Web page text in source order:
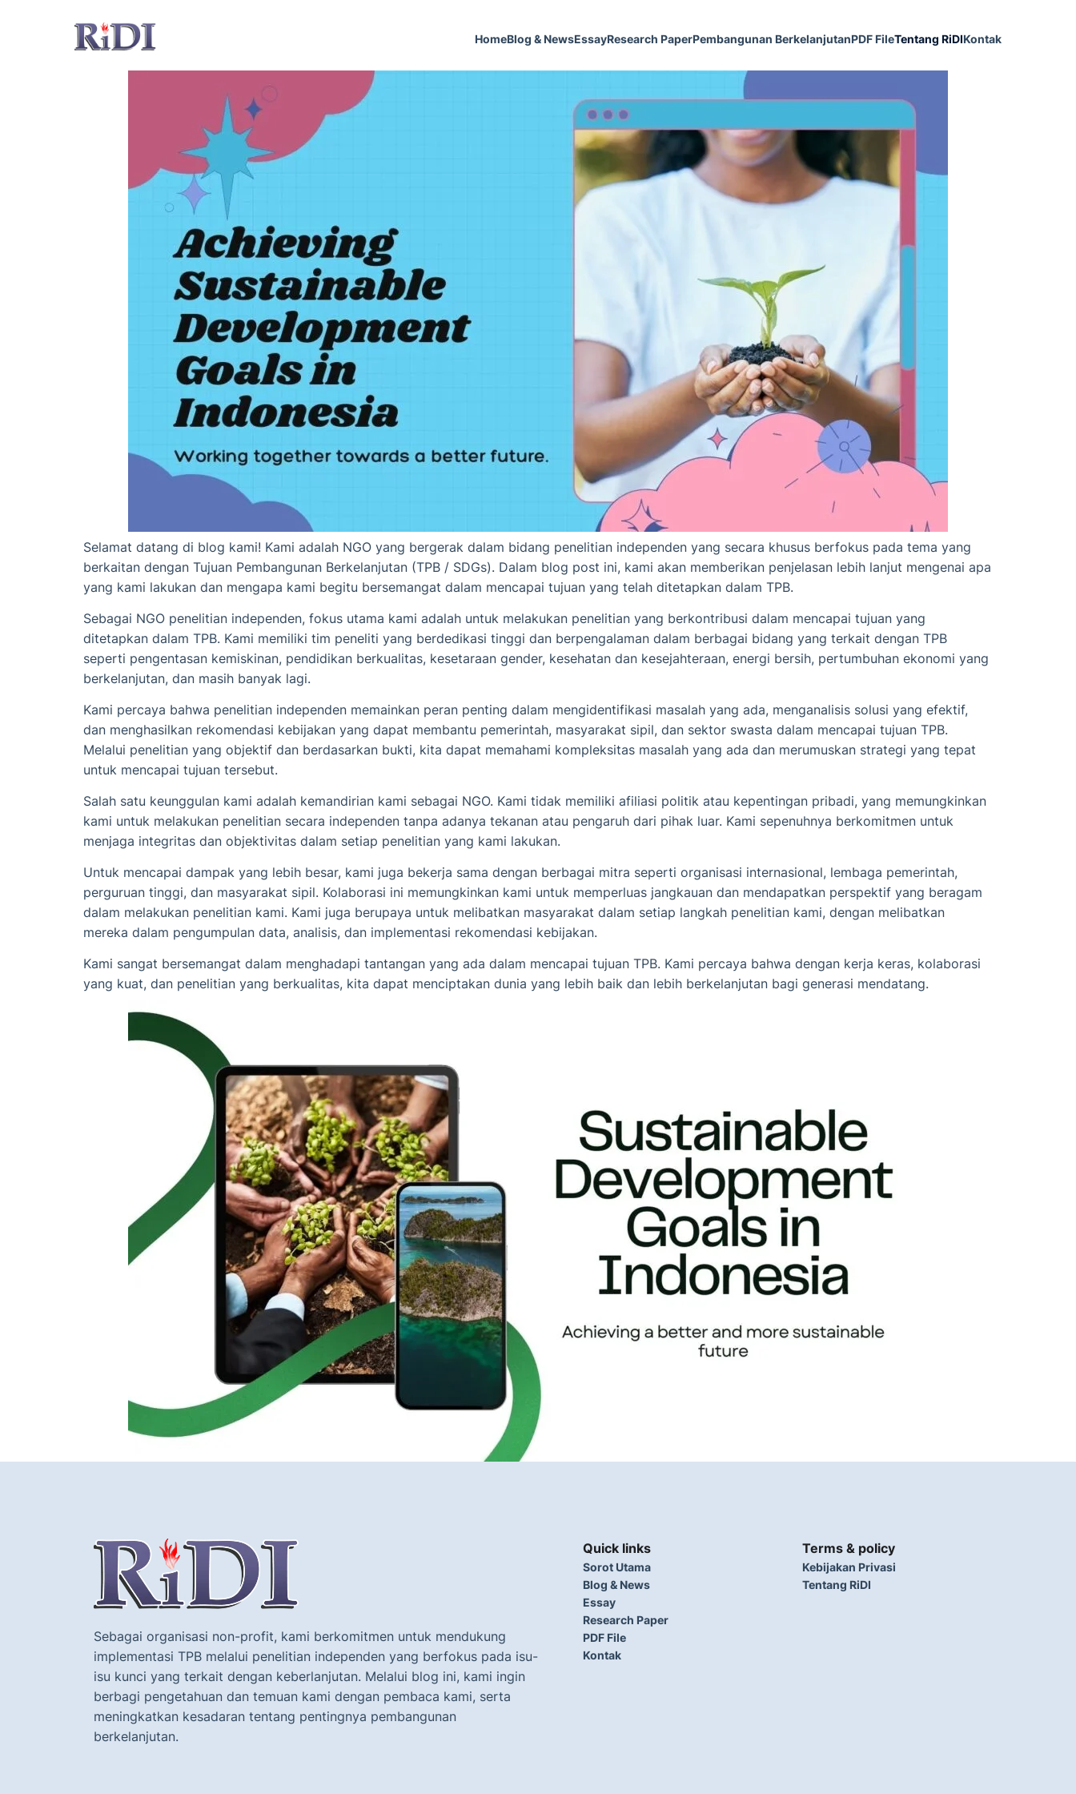
HomeBlog & NewsEssayResearch PaperPembangunan BerkelanjutanPDF FileTentang RiDIKontak
Selamat datang di blog kami! Kami adalah NGO yang bergerak dalam bidang penelitian independen yang secara khusus berfokus pada tema yang
berkaitan dengan Tujuan Pembangunan Berkelanjutan (TPB / SDGs). Dalam blog post ini, kami akan memberikan penjelasan lebih lanjut mengenai apa
yang kami lakukan dan mengapa kami begitu bersemangat dalam mencapai tujuan yang telah ditetapkan dalam TPB.
Sebagai NGO penelitian independen, fokus utama kami adalah untuk melakukan penelitian yang berkontribusi dalam mencapai tujuan yang
ditetapkan dalam TPB. Kami memiliki tim peneliti yang berdedikasi tinggi dan berpengalaman dalam berbagai bidang yang terkait dengan TPB
seperti pengentasan kemiskinan, pendidikan berkualitas, kesetaraan gender, kesehatan dan kesejahteraan, energi bersih, pertumbuhan ekonomi yang
berkelanjutan, dan masih banyak lagi.
Kami percaya bahwa penelitian independen memainkan peran penting dalam mengidentifikasi masalah yang ada, menganalisis solusi yang efektif,
dan menghasilkan rekomendasi kebijakan yang dapat membantu pemerintah, masyarakat sipil, dan sektor swasta dalam mencapai tujuan TPB.
Melalui penelitian yang objektif dan berdasarkan bukti, kita dapat memahami kompleksitas masalah yang ada dan merumuskan strategi yang tepat
untuk mencapai tujuan tersebut.
Salah satu keunggulan kami adalah kemandirian kami sebagai NGO. Kami tidak memiliki afiliasi politik atau kepentingan pribadi, yang memungkinkan
kami untuk melakukan penelitian secara independen tanpa adanya tekanan atau pengaruh dari pihak luar. Kami sepenuhnya berkomitmen untuk
menjaga integritas dan objektivitas dalam setiap penelitian yang kami lakukan.
Untuk mencapai dampak yang lebih besar, kami juga bekerja sama dengan berbagai mitra seperti organisasi internasional, lembaga pemerintah,
perguruan tinggi, dan masyarakat sipil. Kolaborasi ini memungkinkan kami untuk memperluas jangkauan dan mendapatkan perspektif yang beragam
dalam melakukan penelitian kami. Kami juga berupaya untuk melibatkan masyarakat dalam setiap langkah penelitian kami, dengan melibatkan
mereka dalam pengumpulan data, analisis, dan implementasi rekomendasi kebijakan.
Kami sangat bersemangat dalam menghadapi tantangan yang ada dalam mencapai tujuan TPB. Kami percaya bahwa dengan kerja keras, kolaborasi
yang kuat, dan penelitian yang berkualitas, kita dapat menciptakan dunia yang lebih baik dan lebih berkelanjutan bagi generasi mendatang.
Sebagai organisasi non-profit, kami berkomitmen untuk mendukung
implementasi TPB melalui penelitian independen yang berfokus pada isu-
isu kunci yang terkait dengan keberlanjutan. Melalui blog ini, kami ingin
berbagi pengetahuan dan temuan kami dengan pembaca kami, serta
meningkatkan kesadaran tentang pentingnya pembangunan
berkelanjutan.
Quick links
Sorot Utama
Blog & News
Essay
Research Paper
PDF File
Kontak
Terms & policy
Kebijakan Privasi
Tentang RiDI